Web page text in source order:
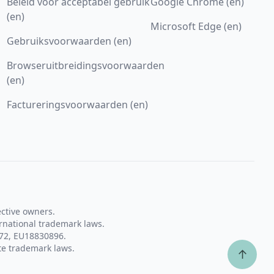
(en)
Gebruiksvoorwaarden (en)
Browseruitbreidingsvoorwaarden
(en)
Factureringsvoorwaarden (en)
Microsoft Edge (en)
owners.
trademark laws.
EU18830896.
trademark laws.
↑